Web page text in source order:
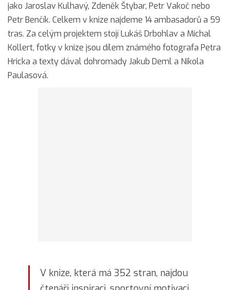
jako Jaroslav Kulhavý, Zdeněk Štybar, Petr Vakoč nebo
Petr Benčík. Celkem v knize najdeme 14 ambasadorů a 59
tras. Za celým projektem stojí Lukáš Drbohlav a Michal
Kollert, fotky v knize jsou dílem známého fotografa Petra
Hricka a texty dával dohromady Jakub Deml a Nikola
Paulasová.
V knize, která má 352 stran, najdou